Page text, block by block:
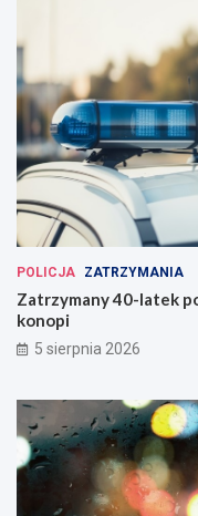
POLICJA ZATRZYMANIA
Zatrzymany 40-latek
konopi
5 sierpnia 2026